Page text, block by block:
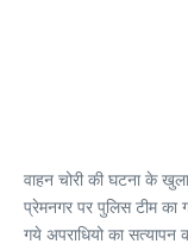
वाहन चोरी की घटना के
प्रेमनगर पर पुलिस टीम का
गये अपराधियो का